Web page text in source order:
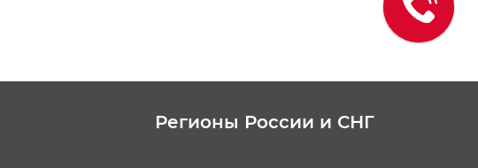
Регионы России и СНГ